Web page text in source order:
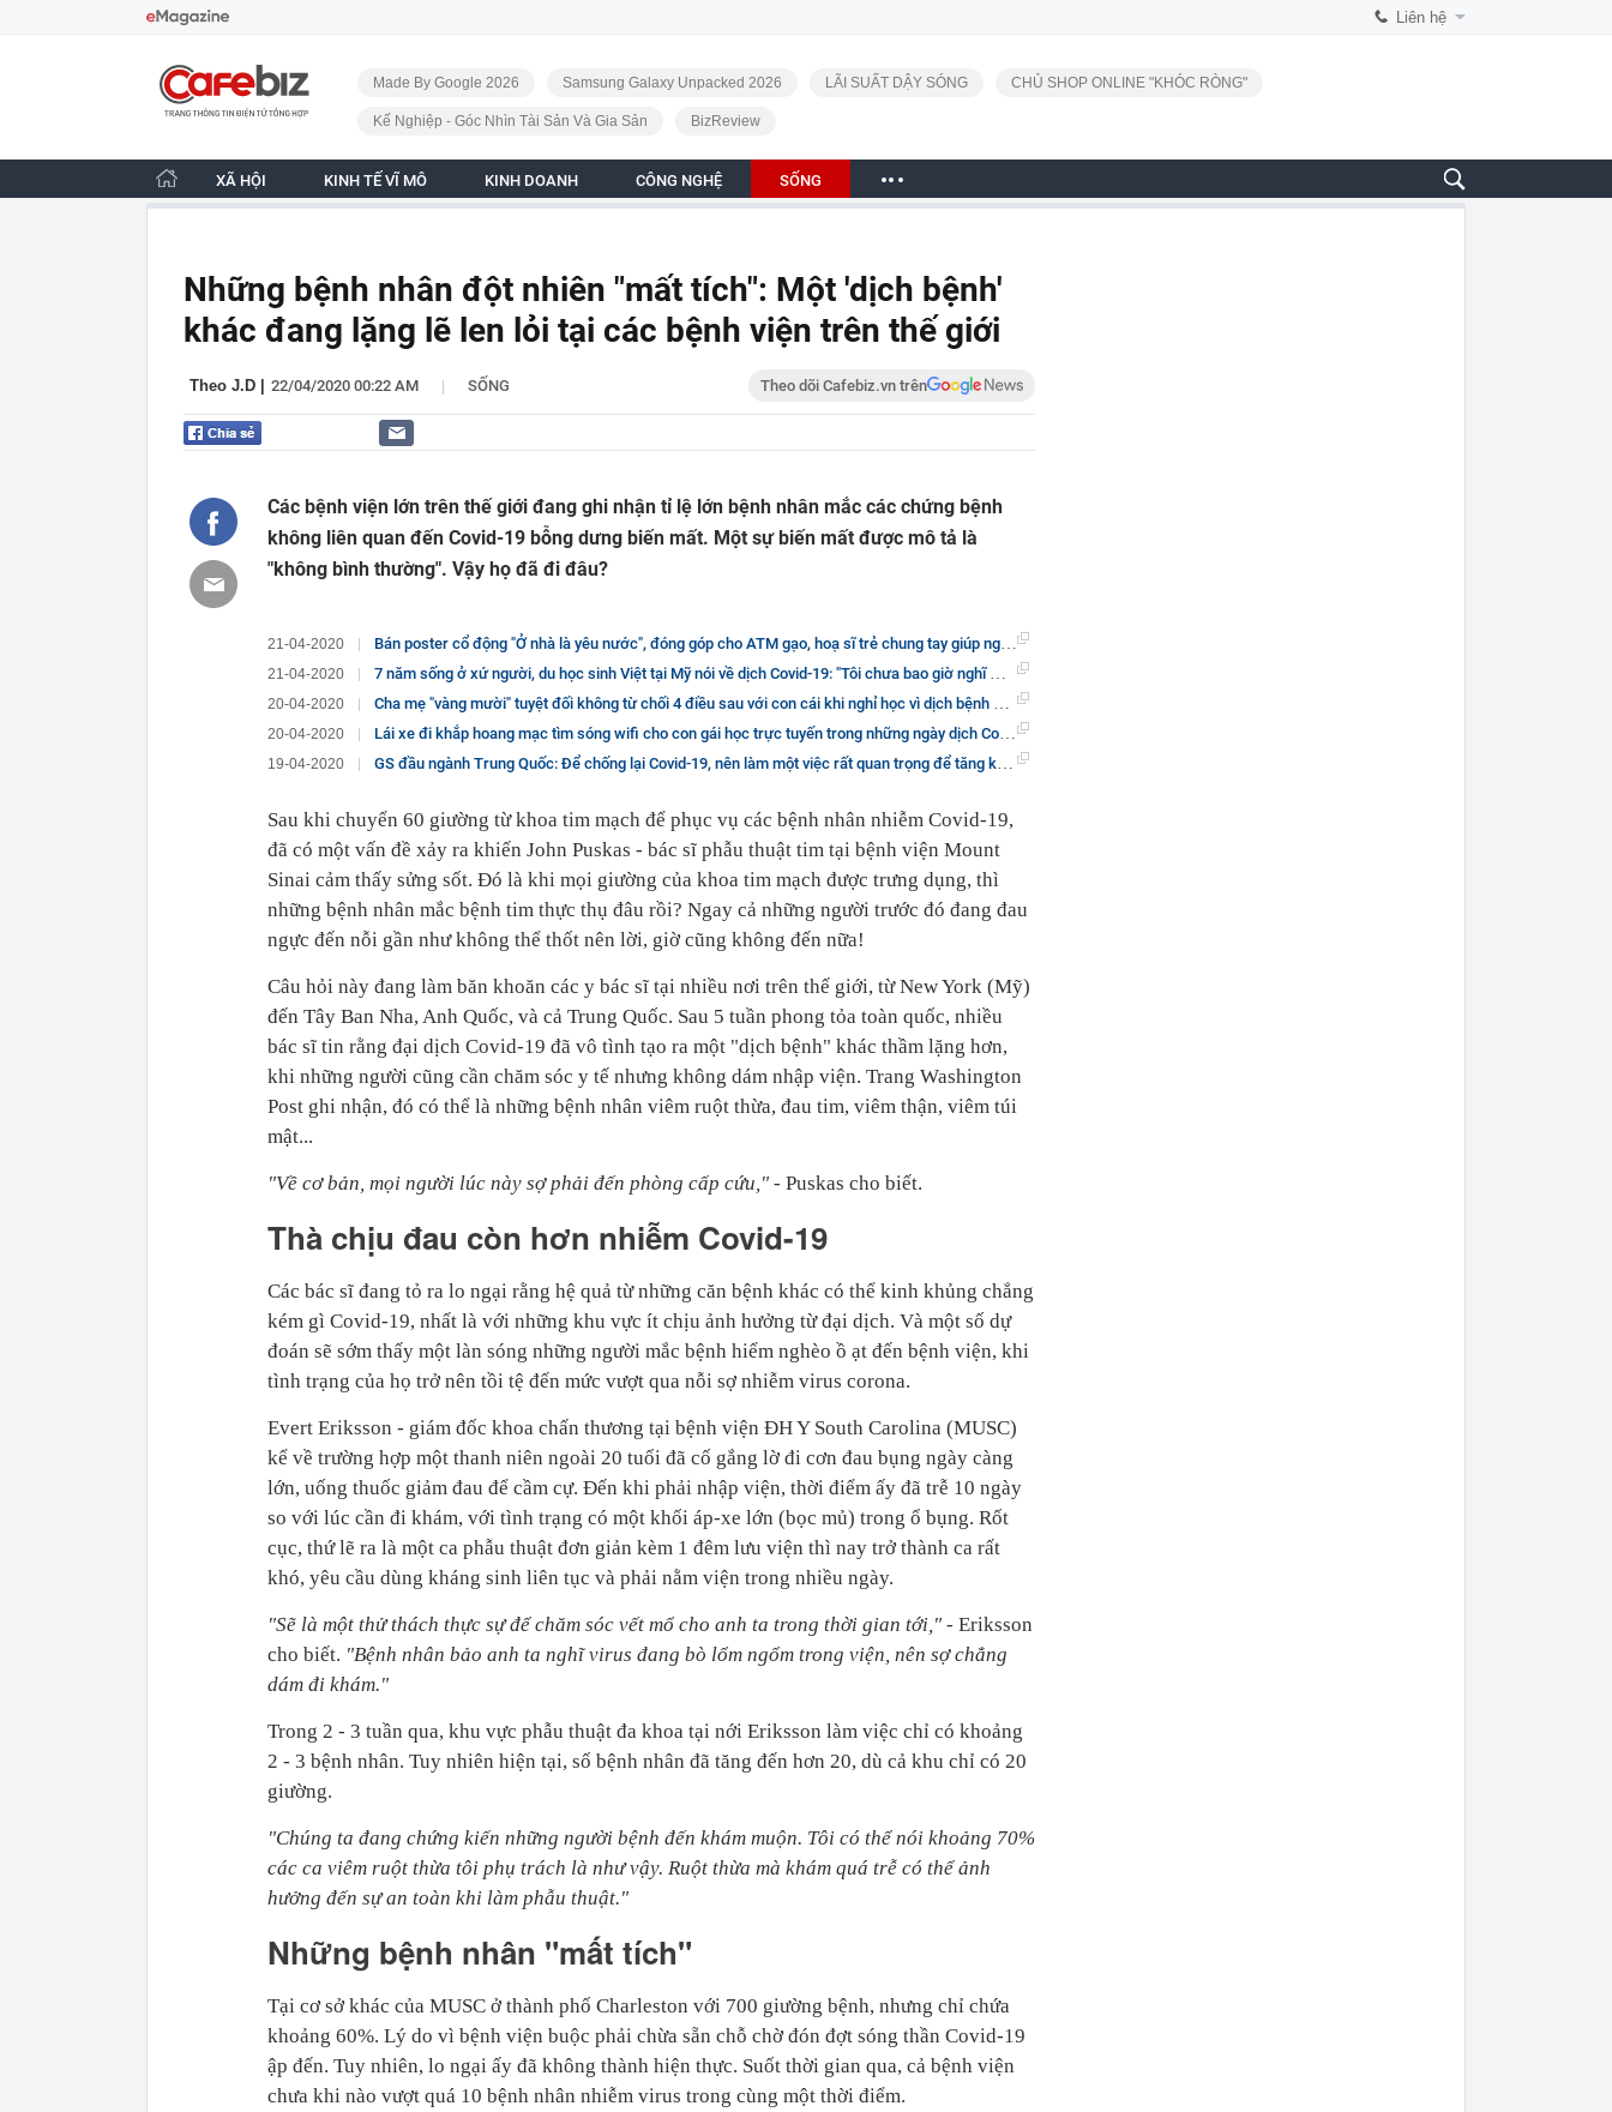
Liên hệ
CafeBiz - Trang chủ
Made By Google 2026 Samsung Galaxy Unpacked 2026 LÃI SUẤT DẬY SÓNG CHỦ SHOP ONLINE "KHÓC RÒNG"
Kế Nghiệp - Góc Nhìn Tài Sản Và Gia Sản BizReview
XÃ HỘI KINH TẾ VĨ MÔ KINH DOANH CÔNG NGHỆ SỐNG
Những bệnh nhân đột nhiên "mất tích": Một 'dịch bệnh'
khác đang lặng lẽ len lỏi tại các bệnh viện trên thế giới
Theo J.D 22/04/2020 00:22 AM | SỐNG Theo dõi Cafebiz.vn trên
Các bệnh viện lớn trên thế giới đang ghi nhận tỉ lệ lớn bệnh nhân mắc các chứng bệnh
không liên quan đến Covid-19 bỗng dưng biến mất. Một sự biến mất được mô tả là
"không bình thường". Vậy họ đã đi đâu?
21-04-2020 Bán poster cổ động "Ở nhà là yêu nước", đóng góp cho ATM gạo, hoạ sĩ trẻ chung tay giúp người nghèo vượt đại dịch Covid-19
21-04-2020 7 năm sống ở xứ người, du học sinh Việt tại Mỹ nói về dịch Covid-19: "Tôi chưa bao giờ nghĩ mình lại ở trung tâm đại dịch toàn cầu, nhưng mỗi khủng khoảng là một bài kiểm tra"
20-04-2020 Cha mẹ "vàng mười" tuyệt đối không từ chối 4 điều sau với con cái khi nghỉ học vì dịch bệnh Covid: Càng lắng nghe, bạn càng có cơ hội gắn kết, giúp trẻ tự lập và thành công
20-04-2020 Lái xe đi khắp hoang mạc tìm sóng wifi cho con gái học trực tuyến trong những ngày dịch Covid-19: Vì con, cha mẹ sẽ làm tất cả!
19-04-2020 GS đầu ngành Trung Quốc: Để chống lại Covid-19, nên làm một việc rất quan trọng để tăng kháng thể
Sau khi chuyển 60 giường từ khoa tim mạch để phục vụ các bệnh nhân nhiễm Covid-19,
đã có một vấn đề xảy ra khiến John Puskas - bác sĩ phẫu thuật tim tại bệnh viện Mount
Sinai cảm thấy sửng sốt. Đó là khi mọi giường của khoa tim mạch được trưng dụng, thì
những bệnh nhân mắc bệnh tim thực thụ đâu rồi? Ngay cả những người trước đó đang đau
ngực đến nỗi gần như không thể thốt nên lời, giờ cũng không đến nữa!
Câu hỏi này đang làm băn khoăn các y bác sĩ tại nhiều nơi trên thế giới, từ New York (Mỹ)
đến Tây Ban Nha, Anh Quốc, và cả Trung Quốc. Sau 5 tuần phong tỏa toàn quốc, nhiều
bác sĩ tin rằng đại dịch Covid-19 đã vô tình tạo ra một "dịch bệnh" khác thầm lặng hơn,
khi những người cũng cần chăm sóc y tế nhưng không dám nhập viện. Trang Washington
Post ghi nhận, đó có thể là những bệnh nhân viêm ruột thừa, đau tim, viêm thận, viêm túi
mật...
"Về cơ bản, mọi người lúc này sợ phải đến phòng cấp cứu," - Puskas cho biết.
Thà chịu đau còn hơn nhiễm Covid-19
Các bác sĩ đang tỏ ra lo ngại rằng hệ quả từ những căn bệnh khác có thể kinh khủng chẳng
kém gì Covid-19, nhất là với những khu vực ít chịu ảnh hưởng từ đại dịch. Và một số dự
đoán sẽ sớm thấy một làn sóng những người mắc bệnh hiểm nghèo ồ ạt đến bệnh viện, khi
tình trạng của họ trở nên tồi tệ đến mức vượt qua nỗi sợ nhiễm virus corona.
Evert Eriksson - giám đốc khoa chấn thương tại bệnh viện ĐH Y South Carolina (MUSC)
kể về trường hợp một thanh niên ngoài 20 tuổi đã cố gắng lờ đi cơn đau bụng ngày càng
lớn, uống thuốc giảm đau để cầm cự. Đến khi phải nhập viện, thời điểm ấy đã trễ 10 ngày
so với lúc cần đi khám, với tình trạng có một khối áp-xe lớn (bọc mủ) trong ổ bụng. Rốt
cục, thứ lẽ ra là một ca phẫu thuật đơn giản kèm 1 đêm lưu viện thì nay trở thành ca rất
khó, yêu cầu dùng kháng sinh liên tục và phải nằm viện trong nhiều ngày.
"Sẽ là một thử thách thực sự để chăm sóc vết mổ cho anh ta trong thời gian tới," - Eriksson
cho biết. "Bệnh nhân bảo anh ta nghĩ virus đang bò lổm ngổm trong viện, nên sợ chẳng
dám đi khám."
Trong 2 - 3 tuần qua, khu vực phẫu thuật đa khoa tại nới Eriksson làm việc chỉ có khoảng
2 - 3 bệnh nhân. Tuy nhiên hiện tại, số bệnh nhân đã tăng đến hơn 20, dù cả khu chỉ có 20
giường.
"Chúng ta đang chứng kiến những người bệnh đến khám muộn. Tôi có thể nói khoảng 70%
các ca viêm ruột thừa tôi phụ trách là như vậy. Ruột thừa mà khám quá trễ có thể ảnh
hưởng đến sự an toàn khi làm phẫu thuật."
Những bệnh nhân "mất tích"
Tại cơ sở khác của MUSC ở thành phố Charleston với 700 giường bệnh, nhưng chỉ chứa
khoảng 60%. Lý do vì bệnh viện buộc phải chừa sẵn chỗ chờ đón đợt sóng thần Covid-19
ập đến. Tuy nhiên, lo ngại ấy đã không thành hiện thực. Suốt thời gian qua, cả bệnh viện
chưa khi nào vượt quá 10 bệnh nhân nhiễm virus trong cùng một thời điểm.